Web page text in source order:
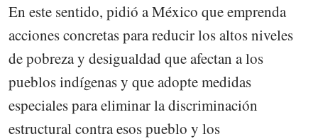
En este sentido, pidió a México que emprenda
acciones concretas para reducir los altos niveles
de pobreza y desigualdad que afectan a los
pueblos indígenas y que adopte medidas
especiales para eliminar la discriminación
estructural contra esos pueblo y los